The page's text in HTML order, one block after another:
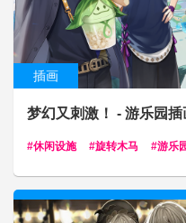
插画
梦幻又刺激！ - 游乐园插
休闲设施 旋转木马 游乐